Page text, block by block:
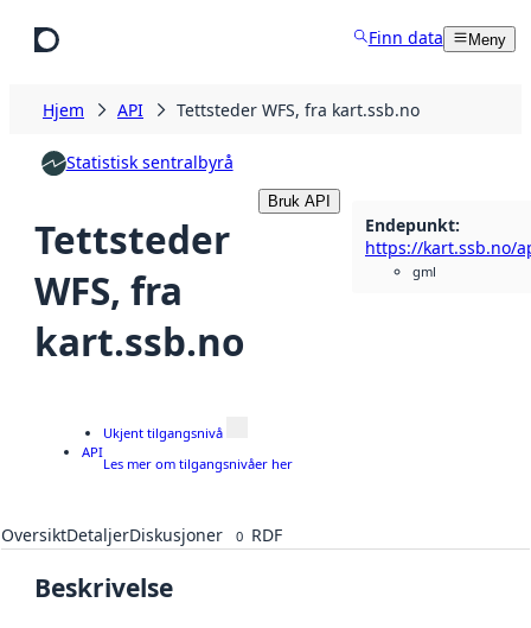
Finn data Meny
Hjem API Tettsteder WFS, fra kart.ssb.no
Statistisk sentralbyrå
Tettsteder
WFS, fra
kart.ssb.no
Bruk API
Endepunkt:
gml
API
Ukjent tilgangsnivå
Les mer om tilgangsnivåer her
OversiktDetaljerDiskusjoner 0 RDF
Beskrivelse